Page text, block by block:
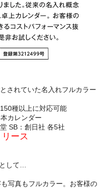
されていた名入れフルカラー
種以上に対応可能
カレンダー
SB：創日社 各5社
ース
して…
写真もフルカラー。お客様の